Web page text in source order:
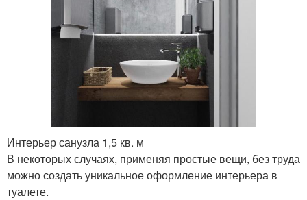
Интерьер санузла 1,5 кв. м
В некоторых случаях, применяя простые вещи, без труда
можно создать уникальное оформление интерьера в
туалете.